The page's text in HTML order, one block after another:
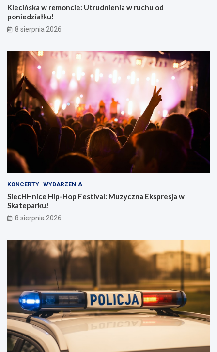
Klecińska w remoncie: Utrudnienia w ruchu od
poniedziałku!
8 sierpnia 2026
KONCERTY WYDARZENIA
SiecHHnice Hip-Hop Festival: Muzyczna Ekspresja w
Skateparku!
8 sierpnia 2026